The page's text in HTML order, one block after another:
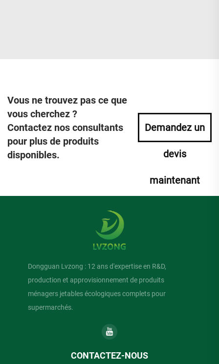
Vous ne trouvez pas ce que
vous cherchez ?
Contactez nos consultants
pour plus de produits
disponibles.
Demandez un
devis
maintenant
Dongguan Lvzong : 12 ans d'expertise en R&D,
production et approvisionnement de produits
ménagers jetables écologiques complets pour
supermarchés.
CONTACTEZ-NOUS